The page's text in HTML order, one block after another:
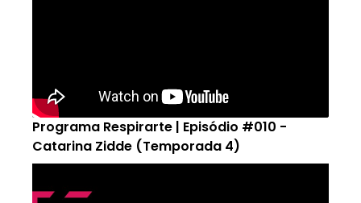
Programa Respirarte | Episódio #010 -
Catarina Zidde (Temporada 4)